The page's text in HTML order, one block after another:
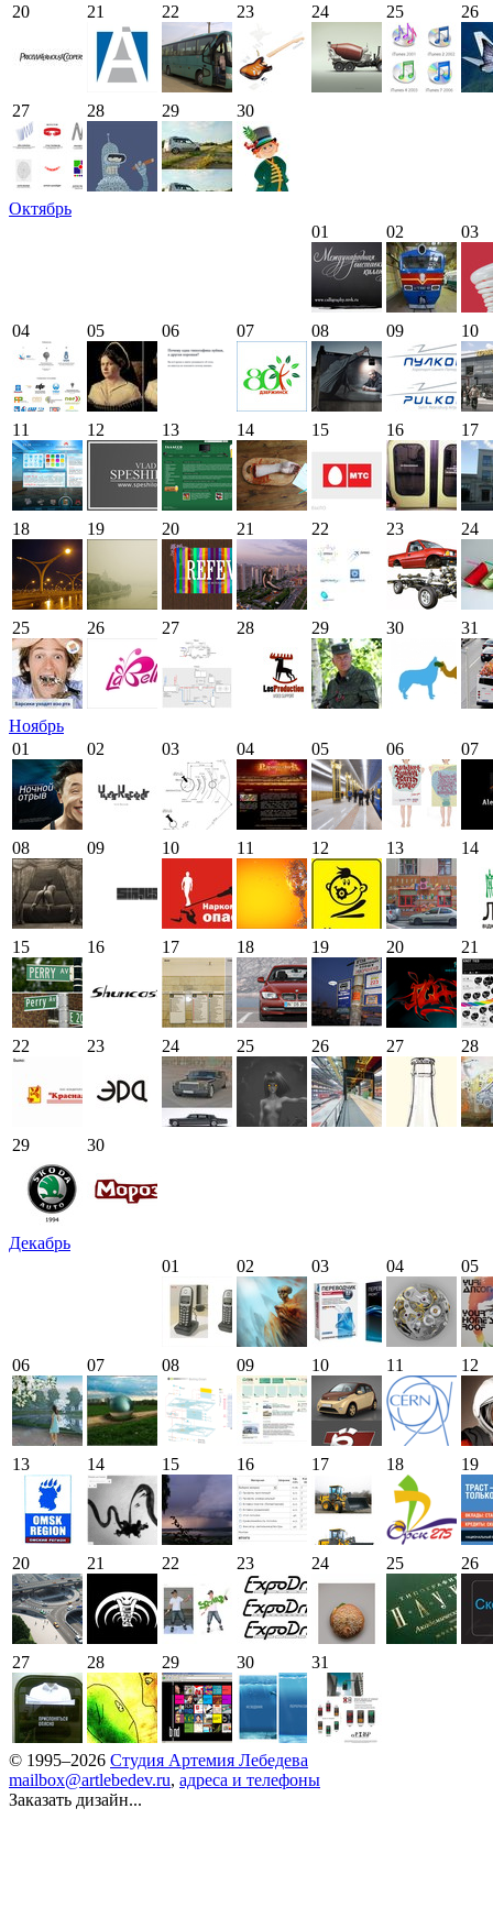
20 21 22 23 24 25 26
27 28 29 30
Октябрь
01
02 03
04 05 06 07 08 09 10
11 12 13 14 15 16 17
18 19 20 21 22 23 24
25 26 27 28 29 30 31
Ноябрь
01
02 03 04 05 06 07
08 09 10 11 12 13 14
15 16 17 18 19 20 21
22 23 24 25 26 27 28
29 30
Декабрь
01
02 03 04 05
06 07 08 09 10 11 12
13 14 15 16 17 18 19
20 21 22 23 24 25 26
27 28 29 30 31
© 1995–2026 Студия Артемия Лебедева
mailbox@artlebedev.ru, адреса и телефоны
Заказать дизайн...